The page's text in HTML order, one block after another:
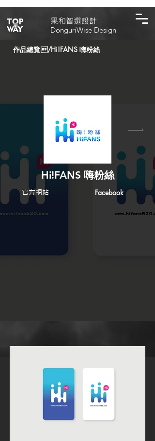
​果和智選設計
DonguriWise Design
作品總覽/Hi!FANS 嗨粉絲
Hi!FANS 嗨粉絲
官方網站 Facebook